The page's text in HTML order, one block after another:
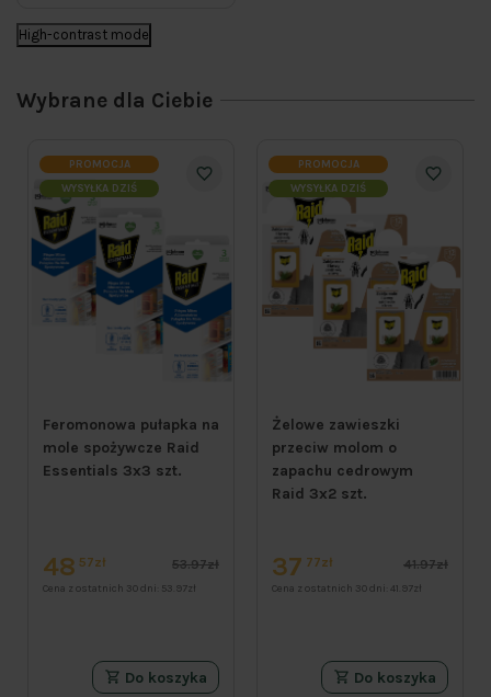
High-contrast mode
Wybrane dla Ciebie
PROMOCJA
WYSYŁKA DZIŚ
Feromonowa pułapka na
mole spożywcze Raid
Essentials 3x3 szt.
48 57zł 53.97zł
Cena z ostatnich 30 dni: 53.97zł
Do koszyka
PROMOCJA
WYSYŁKA DZIŚ
Żelowe zawieszki
przeciw molom o
zapachu cedrowym
Raid 3x2 szt.
37 77zł 41.97zł
Cena z ostatnich 30 dni: 41.97zł
Do koszyka